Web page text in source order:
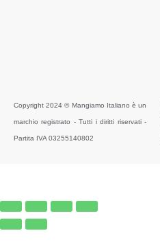
Copyright 2024 © Mangiamo Italiano è un
marchio registrato - Tutti i diritti riservati -
Partita IVA 03255140802